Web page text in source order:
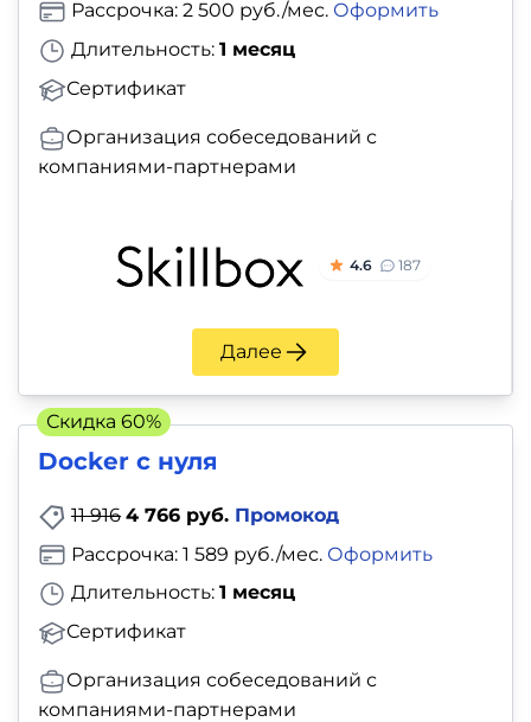
Длительность: 1 месяц
Сертификат
Рассрочка: 2 500 руб./мес. Оформить
Организация собеседований с
компаниями-партнерами
4.6 187
Далее
Docker с нуля
11 916 4 766 руб. Промокод
Длительность: 1 месяц
Сертификат
Рассрочка: 1 589 руб./мес. Оформить
Организация собеседований с
компаниями-партнерами
Скидка 60%